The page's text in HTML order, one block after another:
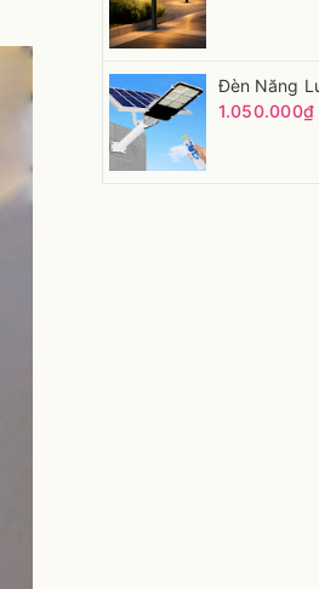
1.050.000₫